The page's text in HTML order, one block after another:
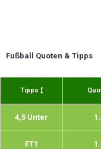
Fußball Quoten & Tipps
Tipps
4,5 Unter
FT1